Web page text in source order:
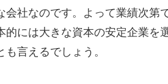
会社なのです。よって業績次第
的には大きな資本の安定企業を
言えるでしょう。